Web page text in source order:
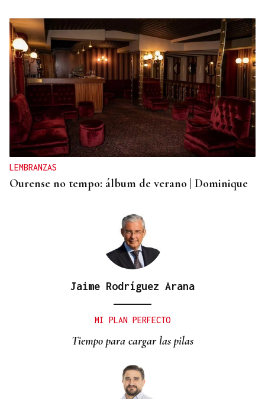
CAUSA DE ALERGIA GRAVE
Picaduras de avispas y abejas: cuándo una reacción
puede poner en riesgo tu vida
LEMBRANZAS
Ourense no tempo: álbum de verano | Dominique
Jaime Rodríguez Arana
MI PLAN PERFECTO
Tiempo para cargar las pilas